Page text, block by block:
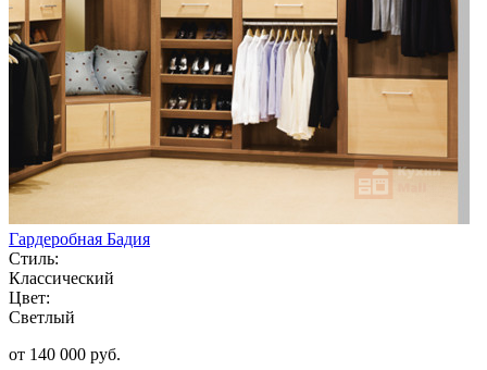
Гардеробная Бадия
Стиль:
Классический
Цвет:
Светлый
от 140 000 руб.